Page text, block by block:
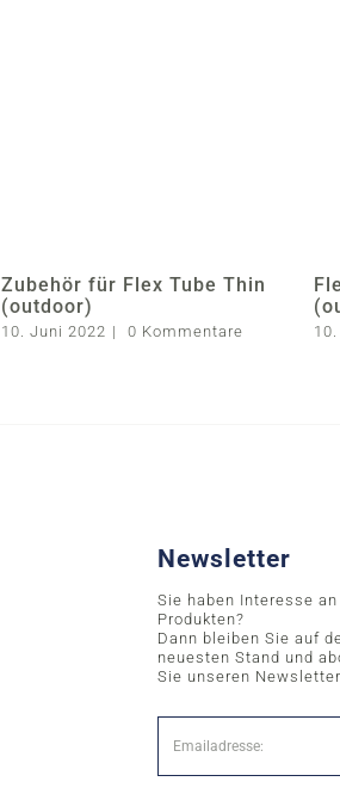
Zubehör für Flex Tube Thin
(outdoor)
10. Juni 2022 | 0 Kommentare
Newsletter
Sie haben Interesse
Produkten?
Dann bleiben Sie auf
neuesten Stand und
Sie unseren